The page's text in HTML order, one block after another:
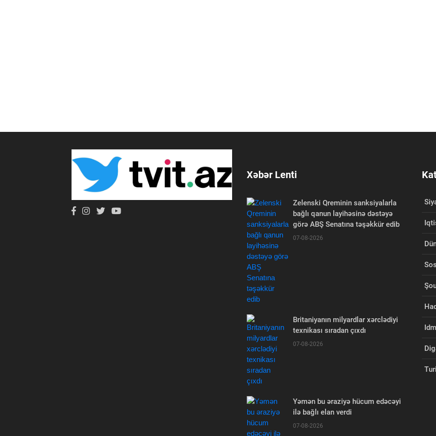
Xəbər Lenti
Zelenski Qreminin sanksiyalarla
bağlı qanun layihəsinə dəstəyə
görə ABŞ Senatına təşəkkür edib
07-08-2026
Britaniyanın milyardlar xərclədiyi
texnikası sıradan çıxdı
07-08-2026
Yəmən bu əraziyə hücum edəcəyi
ilə bağlı elan verdi
07-08-2026